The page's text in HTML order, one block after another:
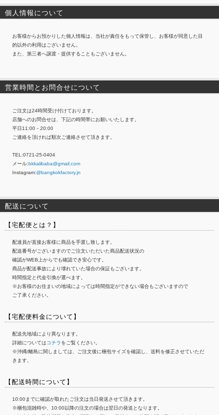
個人情報について
お客様からお預かりした個人情報は、当社が責任をもって保管し、お客様が同意した目
的以外の利用はございません。
また、第三者へ譲渡・提供することもございません。
営業時間とお問合せについて
ご注文は24時間受け付けております。
店舗へのお問合せは、下記の時間帯にお願いいたします。
平日11:00－20:00
ご連絡を頂ければ順次ご連絡させて頂きます。
TEL:0721-25-0404
メール:bkkalibaba@gmail.com
Instagram:@bangkokfactory.jn
配送について
【宅配便とは？】
配達員が直接お客様に商品を手渡し致します。
配送番号がございますのでご注文いただいた商品配送状況の
確認がWEB上からでも確認でき安心です。
商品が配送事故により壊れていた場合の保証もございます。
時間指定と代金引換が選べます。
※お客様のお住まいの地域によっては時間指定ができない場合もございますので
ご了承ください。
【宅配便料金について】
配送先地域により異なります。
詳細についてはコチラをご覧ください。
※沖縄/離島に関しましては、ご注文後に梱包サイズを確認し、送料を修正させていただ
きます。
【配送時間について】
10:00までに確認が取れたご注文は当日発送させて頂きます。
※梱包混雑時や、10:00以降の注文の場合は翌日の発送となります。